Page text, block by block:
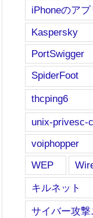
iPhoneのアプ
Kaspersky
PortSwigger
SpiderFoot
thcping6
unix-privesc-
voiphopper
WEP
キルネット
サイバー攻撃